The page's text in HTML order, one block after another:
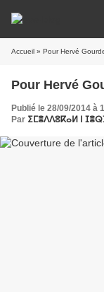
Accueil » Pour Hervé
Pour Hervé
Publié le 28/09/2014 à
Par ⵉⵎⴻⴷⴷⵓⴽⴰⵍ ⵏ